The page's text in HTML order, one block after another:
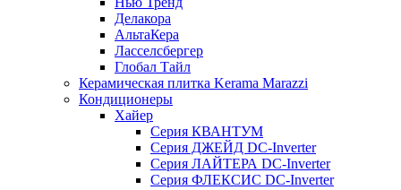
Делакора
АльтаКера
Ласселсбергер
Глобал Тайл
Керамическая плитка Kerama Marazzi
Кондиционеры
Хайер
Серия КВАНТУМ
Серия ДЖЕЙД DC-Inverter
Серия ЛАЙТЕРА DC-Inverter
Серия ФЛЕКСИС DC-Inverter